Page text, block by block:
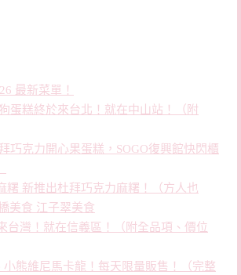
最新菜單！
蛋糕終於來台北！就在中山站！（附
巧克力開心果蛋糕，SOGO復興館快閃櫃
糬 新推出杜拜巧克力麻糬！（方人也
美食 江子翠美食
台灣！就在信義區！（附全品項、價位
小熊維尼馬卡龍！每天限量販售！（完整